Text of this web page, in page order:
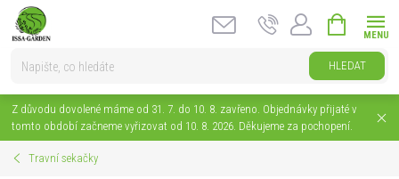
Přejít
HLEDAT
KOŠÍK
Z důvodu dovolené máme od 31. 7. do 10. 8. zavřeno. Objednávky přijaté v
tomto období začneme vyřizovat od 10. 8. 2026. Děkujeme za pochopení.
Travní sekačky